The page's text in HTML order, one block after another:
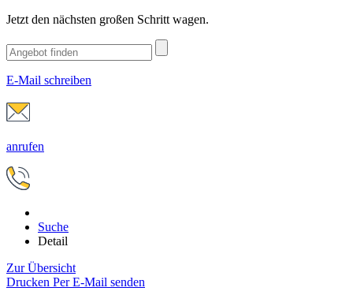
Jetzt den nächsten großen Schritt wagen.
E-Mail schreiben
anrufen
Suche
Detail
Zur Übersicht
Drucken Per E-Mail senden